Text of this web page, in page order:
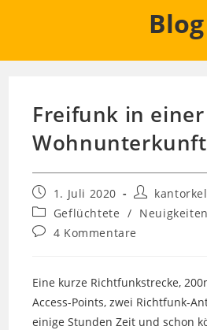
Blog
Freifunk in
Beitrag
veröffentlicht:
1. Juli 2020
Beitrags-
Autor:
kantorkel
Beitrags-
Kategorie:
Geflüchtete / Neuigkeiten
Beitrags-
4 Kommentare
Eine kurze Richtfunkstrecke,
Access-Points, zwei Richtfunk-
einige Stunden Zeit und schon